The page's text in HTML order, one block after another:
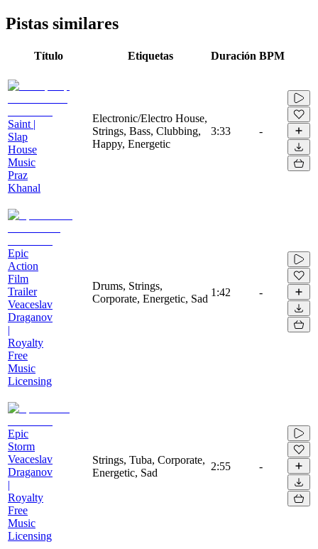
Pistas similares
Título Etiquetas Duración BPM
Saint |
Slap
House
Music
Praz
Khanal
Electronic/Electro House,
Strings, Bass, Clubbing,
Happy, Energetic
3:33 -
Epic
Action
Film
Trailer
Veaceslav
Draganov
|
Royalty
Free
Music
Licensing
Drums, Strings,
Corporate, Energetic, Sad
1:42 -
Epic
Storm
Veaceslav
Draganov
|
Royalty
Free
Music
Licensing
Strings, Tuba, Corporate,
Energetic, Sad
2:55 -